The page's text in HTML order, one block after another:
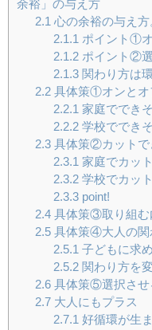
余裕」の与え方
2.1 心の余裕の与え
2.1.1 ポイント①
2.1.2ポイント②選
2.1.3関わり方は
2.2具体策①オンとオ
2.2.1 家庭ででき
2.2.2学校ででき
2.3具体策②カットで
2.3.1 家庭でカッ
2.3.2学校でカッ
2.3.3point!
2.4具体策③取り組む
2.5具体策④大人の関
2.5.1 子どもに求
2.5.2関わり方を
2.6具体策⑤選択させ
2.7大人にもプラス
2.7.1 好循環が生